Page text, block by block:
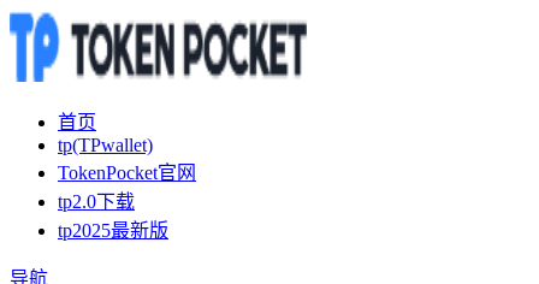
首页
tp(TPwallet)
TokenPocket官网
tp2.0下载
tp2025最新版
导航